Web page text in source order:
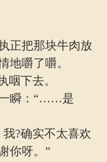
正把那块牛肉放
地嚼了嚼。
咽下去。
瞬：“……是
?确实不太喜欢
你呀。”